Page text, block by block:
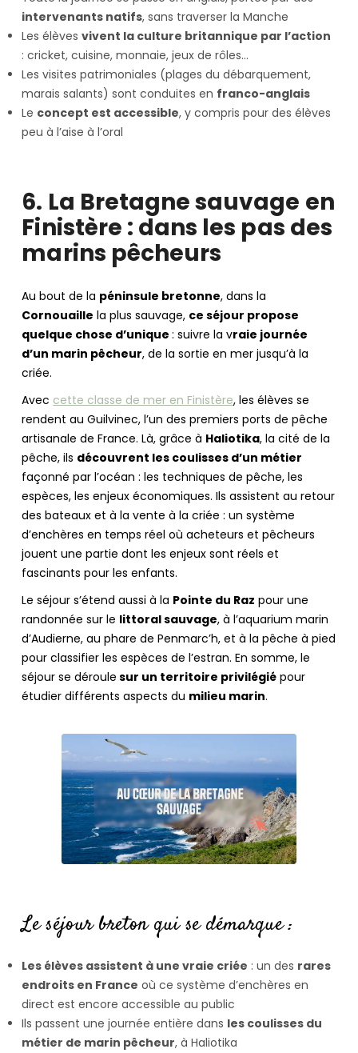
intervenants natifs, sans traverser la Manche
Les élèvesvivent la culture britannique par l’action
: cricket, cuisine, monnaie, jeux de rôles…
Les visites patrimoniales (plages du débarquement,
marais salants) sont conduites en franco-anglais
Le concept est accessible, y compris pour des élèves
peu à l’aise à l’oral
6. La Bretagne sauvage en
Finistère : dans les pas des
marins pêcheurs
Au bout de la péninsule bretonne, dans la
Cornouaille la plus sauvage, ce séjour propose
quelque chose d’unique: suivre la vraie journée
d’un marin pêcheur, de la sortie en mer jusqu’à la
criée.
Avec cette classe de mer en Finistère, les élèves se
rendent au Guilvinec, l’un des premiers ports de pêche
artisanale de France. Là, grâce à Haliotika, la cité de la
pêche, ils découvrent les coulisses d’un métier
façonné par l’océan : les techniques de pêche, les
espèces, les enjeux économiques. Ils assistent au retour
des bateaux et à la vente à la criée : un système
d’enchères en temps réel où acheteurs et pêcheurs
jouent une partie dont les enjeux sont réels et
fascinants pour les enfants.
Le séjour s’étend aussi à la Pointe du Raz pour une
randonnée sur le littoral sauvage, à l’aquarium marin
d’Audierne, au phare de Penmarc’h, et à la pêche à pied
pour classifier les espèces de l’estran. En somme, le
séjour se déroule sur un territoire privilégié pour
étudier différents aspects du milieu marin.
Le séjour breton qui se démarque :
Les élèves assistent à une vraie criée : un des rares
endroits en France où ce système d’enchères en
direct est encore accessible au public
Ils passent une journée entière dans les coulisses du
métier de marin pêcheur, à Haliotika